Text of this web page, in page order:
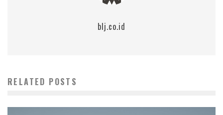
blj.co.id
RELATED POSTS